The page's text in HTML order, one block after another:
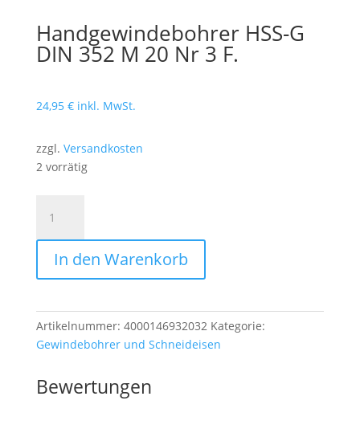
Handgewindebohrer HSS-G
DIN 352 M 20 Nr 3 F.
24,95 € inkl. MwSt.
zzgl. Versandkosten
2 vorrätig
HSS-
G
352
20
Nr
3
Menge
In den Warenkorb
Artikelnummer: 4000146932032 Kategorie:
Gewindebohrer und Schneideisen
Bewertungen